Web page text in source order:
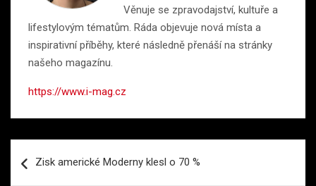
Věnuje se zpravodajství, kultuře a
lifestylovým tématům. Ráda objevuje nová místa a
inspirativní příběhy, které následně přenáší na stránky
našeho magazínu.
https://www.i-mag.cz
proZisk americké Moderny klesl o 70 %